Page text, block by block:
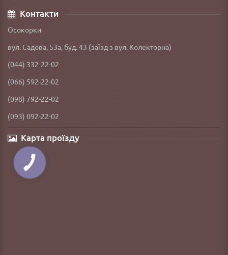
Контакти
Осокорки
вул. Садова, 53а, буд. 43 (заїзд з вул. Колекторна)
(044) 332-22-02
(066) 592-22-02
(098) 792-22-02
(093) 092-22-02
Карта проїзду